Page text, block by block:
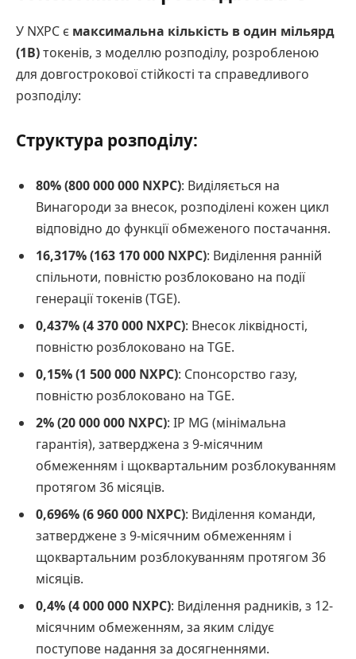
У NXPC є максимальна кількість в один мільярд
(1B)токенів, з моделлю розподілу, розробленою
для довгострокової стійкості та справедливого
розподілу:
Структура розподілу:
80% (800 000 000 NXPC): Виділяється на
Винагороди за внесок, розподілені кожен цикл
відповідно до функції обмеженого постачання.
16,317% (163 170 000 NXPC): Виділення ранній
спільноти, повністю розблоковано на події
генерації токенів (TGE).
0,437% (4 370 000 NXPC): Внесок ліквідності,
повністю розблоковано на TGE.
0,15% (1 500 000 NXPC): Спонсорство газу,
повністю розблоковано на TGE.
2% (20 000 000 NXPC): IP MG (мінімальна
гарантія), затверджена з 9-місячним
обмеженням і щоквартальним розблокуванням
протягом 36 місяців.
0,696% (6 960 000 NXPC): Виділення команди,
затверджене з 9-місячним обмеженням і
щоквартальним розблокуванням протягом 36
місяців.
0,4% (4 000 000 NXPC): Виділення радників, з 12-
місячним обмеженням, за яким слідує
поступове надання за досягненнями.